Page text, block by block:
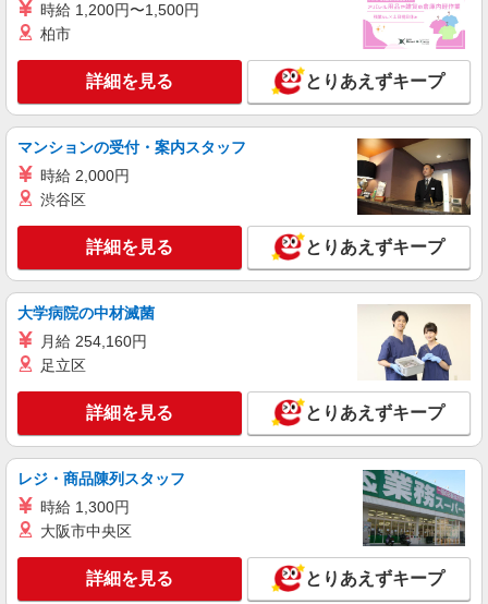
詳細を見る
株式会社テクノ・サービス/お仕事No/0834767
NEW
MCオペレーター
時給1257円 月収例：188550円以上可能（月収
例）（残業・休日出勤手当て等が含まれていま
大阪府東大阪市 ＊バイク通勤OK
キープ 詳細を見る
紹介予定派遣
株式会社テクノ・サービス/お仕事No/0864589
NEW
加工業務など
大阪府東大阪市
キープ 詳細を見る
株式会社テクノ・サービス/お仕事No/0892899
NEW
時給1350円交通費全額支給
大阪府東大阪市 ＊バイク通勤OK
時給 1,200円〜1,500円
柏市
詳細を見る とりあえずキープ
マンションの受付・案内スタッフ
時給 2,000円
渋谷区
詳細を見る とりあえずキープ
大学病院の中材滅菌
月給 254,160円
足立区
詳細を見る とりあえずキープ
レジ・商品陳列スタッフ
時給 1,300円
大阪市中央区
詳細を見る とりあえずキープ